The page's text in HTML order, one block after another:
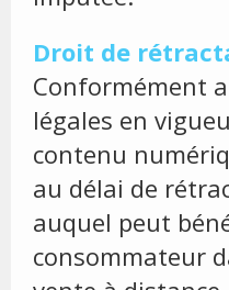
Droit de
Conformément
légales en
contenu
au délai de
auquel peut
consommateur